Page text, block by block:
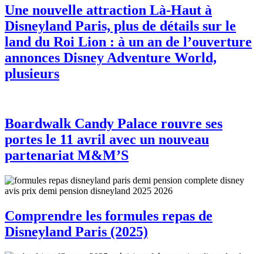
Une nouvelle attraction Là-Haut à
Disneyland Paris, plus de détails sur le
land du Roi Lion : à un an de l’ouverture
annonces Disney Adventure World,
plusieurs
Boardwalk Candy Palace rouvre ses
portes le 11 avril avec un nouveau
partenariat M&M’S
Comprendre les formules repas de
Disneyland Paris (2025)